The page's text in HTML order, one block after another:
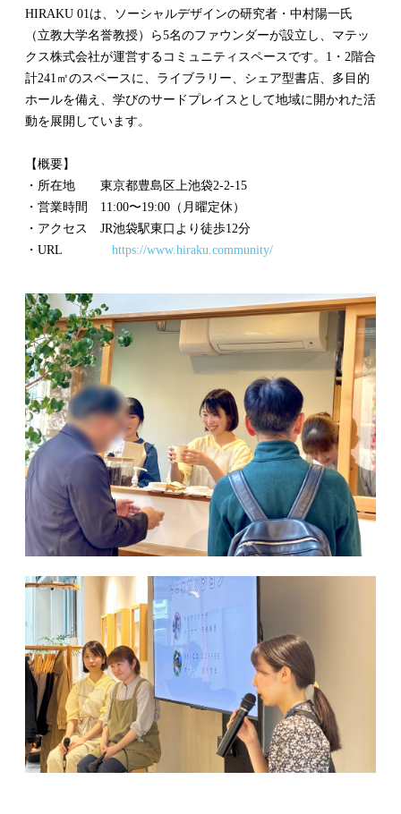
HIRAKU 01は、ソーシャルデザインの研究者・中村陽一氏
（立教大学名誉教授）ら5名のファウンダーが設立し、マテッ
クス株式会社が運営するコミュニティスペースです。1・2階合
計241㎡のスペースに、ライブラリー、シェア型書店、多目的
ホールを備え、学びのサードプレイスとして地域に開かれた活
動を展開しています。
【概要】
・所在地 東京都豊島区上池袋2-2-15
・営業時間 11:00〜19:00（月曜定休）
・アクセス JR池袋駅東口より徒歩12分
・URL https://www.hiraku.community/